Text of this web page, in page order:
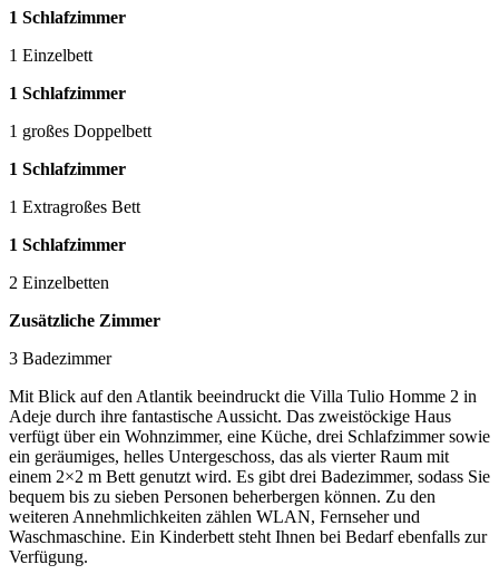
1 Schlafzimmer
1 Einzelbett
1 Schlafzimmer
1 großes Doppelbett
1 Schlafzimmer
1 Extragroßes Bett
1 Schlafzimmer
2 Einzelbetten
Zusätzliche Zimmer
3 Badezimmer
Mit Blick auf den Atlantik beeindruckt die Villa Tulio Homme 2 in
Adeje durch ihre fantastische Aussicht. Das zweistöckige Haus
verfügt über ein Wohnzimmer, eine Küche, drei Schlafzimmer sowie
ein geräumiges, helles Untergeschoss, das als vierter Raum mit
einem 2×2 m Bett genutzt wird. Es gibt drei Badezimmer, sodass Sie
bequem bis zu sieben Personen beherbergen können. Zu den
weiteren Annehmlichkeiten zählen WLAN, Fernseher und
Waschmaschine. Ein Kinderbett steht Ihnen bei Bedarf ebenfalls zur
Verfügung.